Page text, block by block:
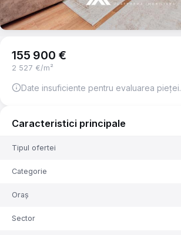
155 900 €
2 527 €/m²
Date insuficiente pentru evaluarea pieței.
Caracteristici principale
Tipul ofertei
Categorie
Oraș
Sector